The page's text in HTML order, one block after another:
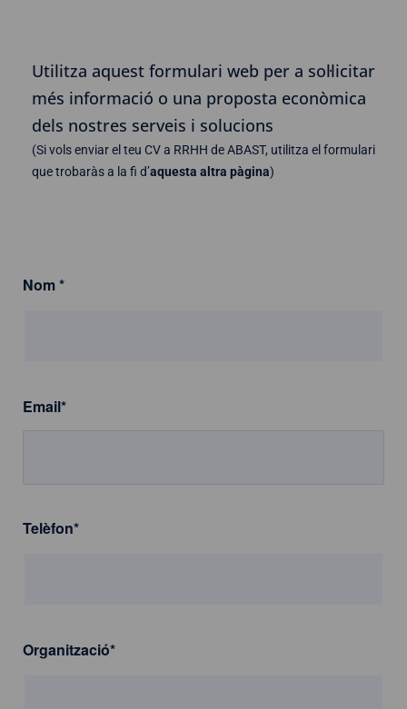
Utilitza aquest formulari web per a sol·licitar
més informació o una proposta econòmica
dels nostres serveis i solucions
(Si vols enviar el teu CV a RRHH de ABAST, utilitza el formulari
que trobaràs a la fi d’aquesta altra pàgina)
Nom*
Email*
Telèfon*
Organització*